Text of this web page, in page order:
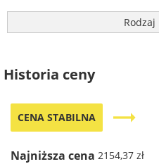
Rodzaj
Historia ceny
CENA STABILNA trending_flat
Najniższa cena 2154,37 zł